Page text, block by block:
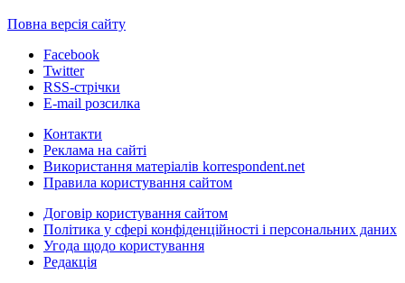
Повна версія сайту
Facebook
Twitter
RSS-стрічки
E-mail розсилка
Контакти
Реклама на сайті
Використання матеріалів korrespondent.net
Правила користування сайтом
Договір користування сайтом
Політика у сфері конфіденційності і персональних даних
Угода щодо користування
Редакція